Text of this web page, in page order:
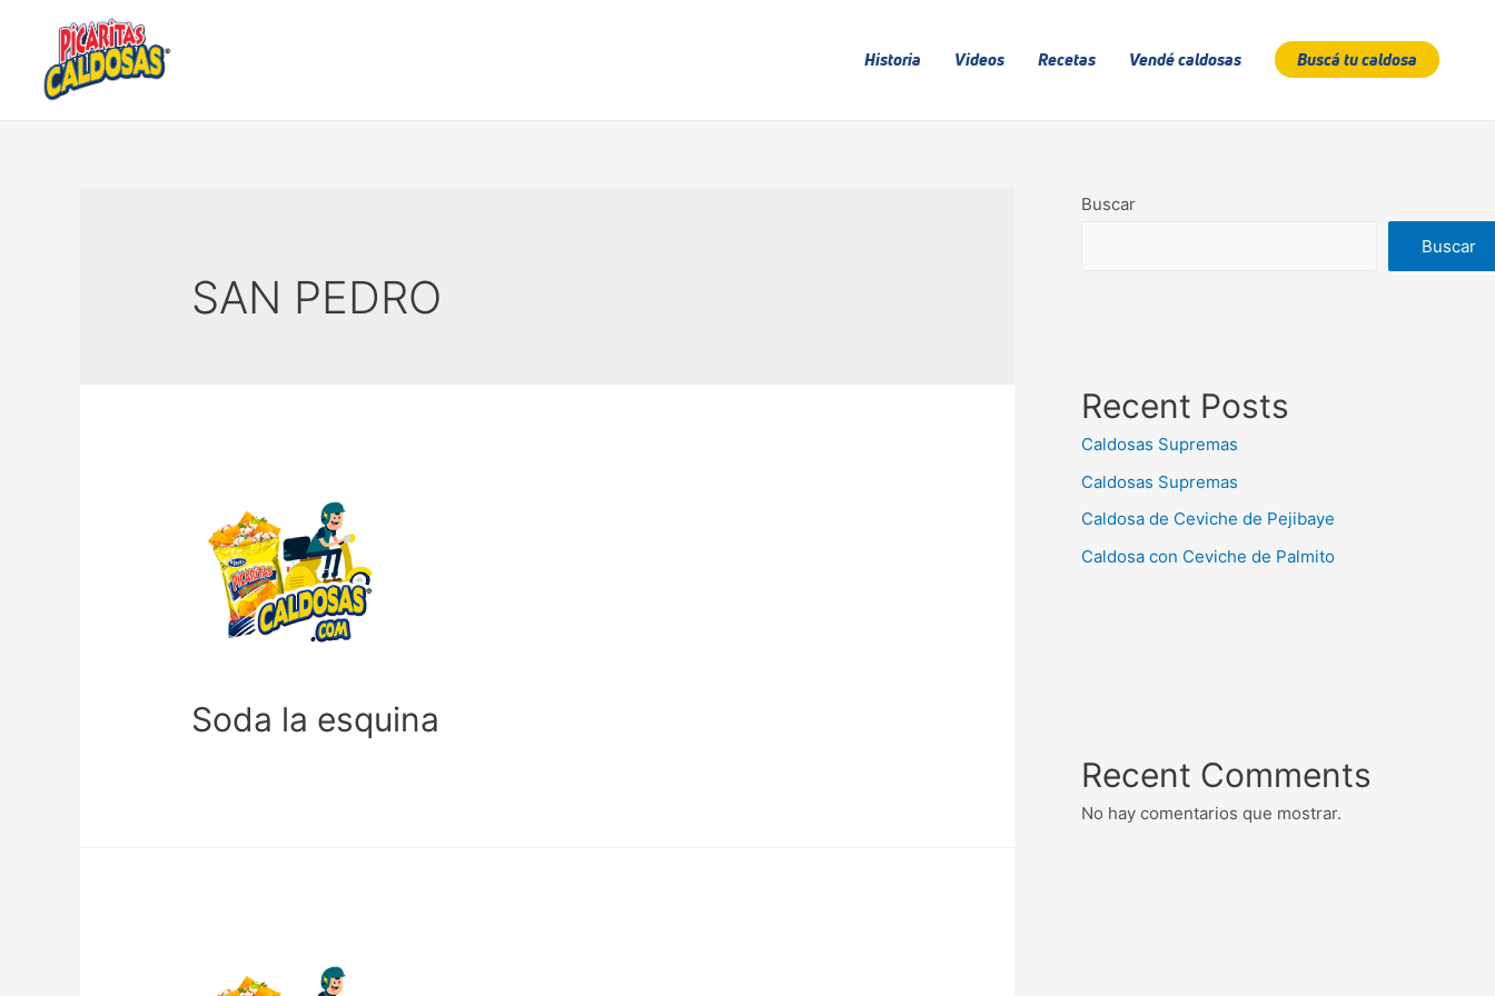
Historia Videos Recetas Vendé caldosas Buscá tu caldosa
SAN PEDRO
Soda la esquina
Buscar
Buscar
Recent Posts
Caldosas Supremas
Caldosas Supremas
Caldosa de Ceviche de Pejibaye
Caldosa con Ceviche de Palmito
Recent Comments
No hay comentarios que mostrar.